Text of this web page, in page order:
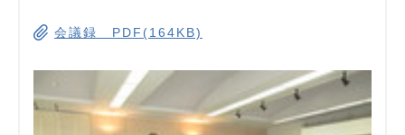
会議録 PDF(164KB)